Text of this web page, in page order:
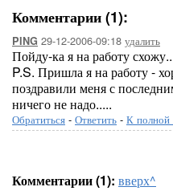
Комментарии (1):
PING 29-12-2006-09:18 удалить
Пойду-ка я на работу
P.S. Пришла я на работу -
поздравили меня с
ничего не надо.....
Обратиться - Ответить - К полной
Комментарии (1): вверх^